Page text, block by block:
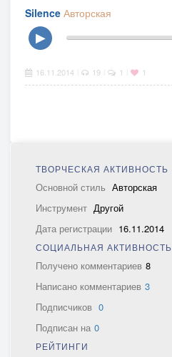
Silence Авторская
▶
16.11.2014 19 1 1
ТВОРЧЕСКАЯ АКТИВНОСТЬ
Основной стиль Авторская
Инструмент Другой
Дата регистрации 16.11.2014
СОЦИАЛЬНАЯ АКТИВНОСТЬ
Получено комментариев 8
Написано комментариев 3
Подписчиков 0
Подписан на 0
РЕЙТИНГИ